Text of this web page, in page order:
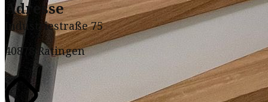
Adresse
Industriestraße 75
40878 Ratingen